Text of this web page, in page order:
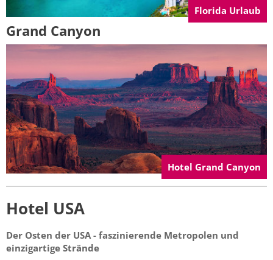
Florida Urlaub
Grand Canyon
Hotel Grand Canyon
Hotel USA
Der Osten der USA - faszinierende Metropolen und
einzigartige Strände